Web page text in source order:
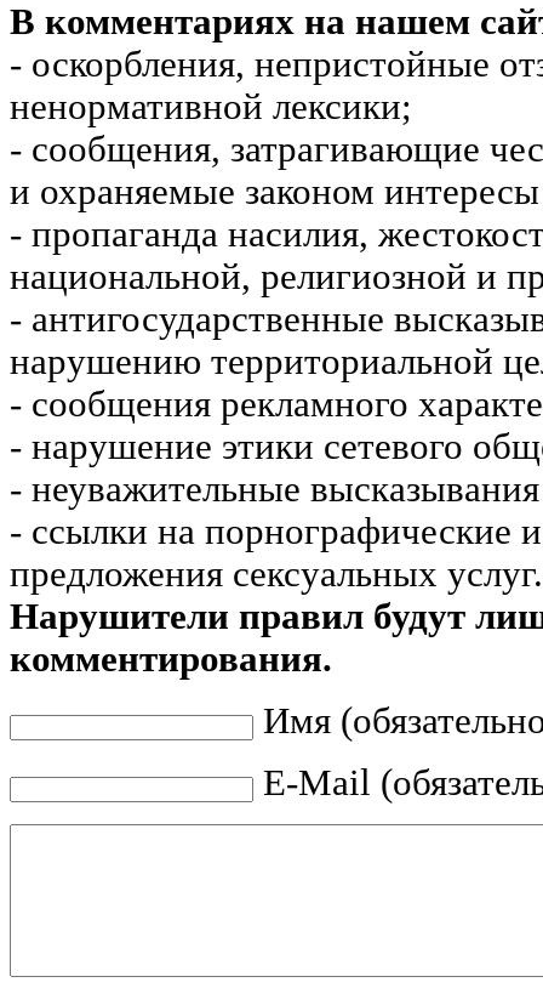
В комментариях на нашем
- оскорбления, непристойные
ненормативной лексики;
- сообщения, затрагивающие
и охраняемые законом
- пропаганда насилия,
национальной, религиозной и
- антигосударственные
нарушению территориальной
- сообщения рекламного
- нарушение этики сетевого
- неуважительные
- ссылки на порнографические
предложения сексуальных услуг.
Нарушители правил будут
комментирования.
Имя
E-Mail